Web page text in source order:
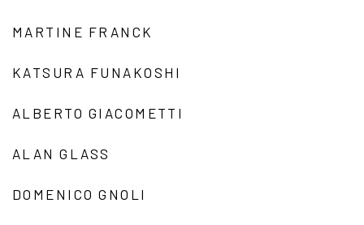
MARTINE FRANCK
KATSURA FUNAKOSHI
ALBERTO GIACOMETTI
ALAN GLASS
DOMENICO GNOLI